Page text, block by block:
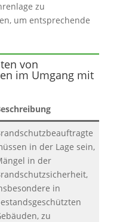
zu
um entsprechende
von
im Umgang mit
in der Lage sein,
in der
in
zu